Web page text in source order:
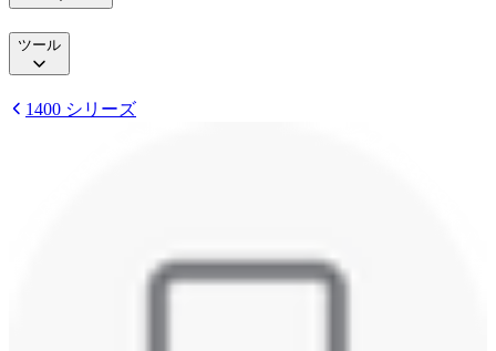
ツール
1400 シリーズ